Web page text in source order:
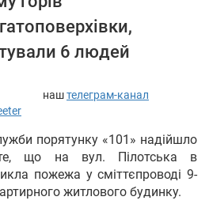
6 людей
наштелеграм-канал
порятунку «101» надійшло
що на вул. Пілотська в
пожежа у сміттєпроводі 9-
житлового будинку.